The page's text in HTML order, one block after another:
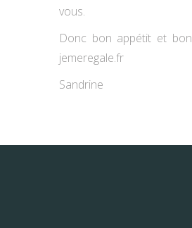
vous.
Donc bon appétit et
jemeregale.fr
Sandrine